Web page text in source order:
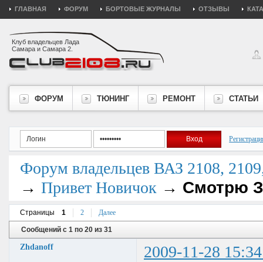
ГЛАВНАЯ ФОРУМ БОРТОВЫЕ ЖУРНАЛЫ ОТЗЫВЫ
Клуб владельцев Лада
Самара и Самара 2.
ФОРУМ ТЮНИНГ РЕМОНТ СТАТЬИ
Форум владельцев ВАЗ 2108,
→ Привет Новичок → Смотрю
Страницы 1 2 Далее
Сообщений с 1 по 20 из 31
Zhdanoff 2009-11-28